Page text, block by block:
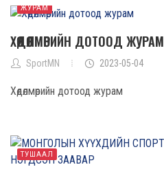
ЖУРАМ
ХӨДӨЛМӨРИЙН ДОТООД ЖУРАМ
SportMN 2023-05-04
Хөдөлмөрийн дотоод журам
ТУШААЛ